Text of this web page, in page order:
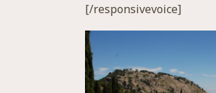
[/responsivevoice]